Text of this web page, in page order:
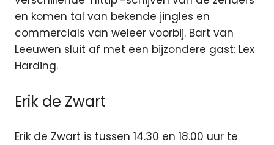
en komen tal van bekende jingles en
commercials van weleer voorbij. Bart van
Leeuwen sluit af met een bijzondere gast: Lex
Harding.
Erik de Zwart
Erik de Zwart is tussen 14.30 en 18.00 uur te